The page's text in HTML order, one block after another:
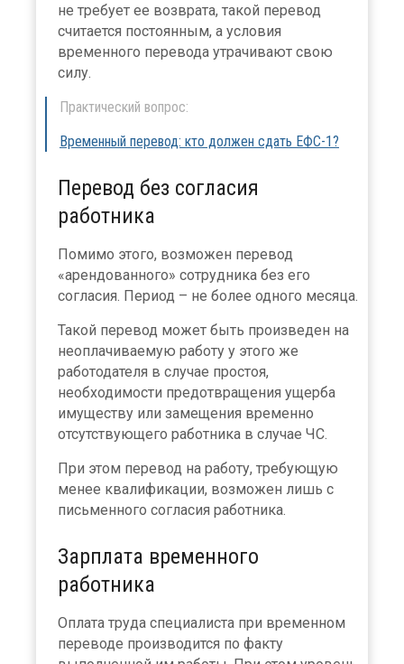
не требует ее возврата, такой перевод
считается постоянным, а условия
временного перевода утрачивают свою
силу.
Практический вопрос:
Временный перевод: кто должен сдать ЕФС-1?
Перевод без согласия
работника
Помимо этого, возможен перевод
«арендованного» сотрудника без его
согласия. Период – не более одного месяца.
Такой перевод может быть произведен на
неоплачиваемую работу у этого же
работодателя в случае простоя,
необходимости предотвращения ущерба
имуществу или замещения временно
отсутствующего работника в случае ЧС.
При этом перевод на работу, требующую
менее квалификации, возможен лишь с
письменного согласия работника.
Зарплата временного
работника
Оплата труда специалиста при временном
переводе производится по факту